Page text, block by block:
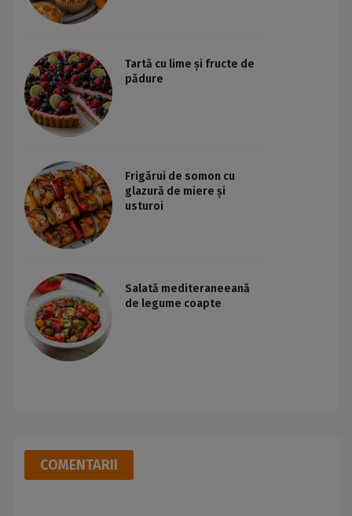
Tartă cu lime și fructe de
pădure
Frigărui de somon cu
glazură de miere și
usturoi
Salată mediteraneeană
de legume coapte
COMENTARII